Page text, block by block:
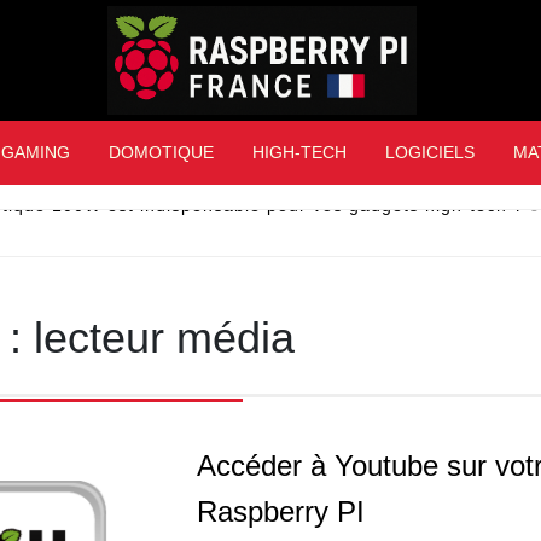
Raspberry Pi France
GAMING DOMOTIQUE HIGH-TECH LOGICIELS
100W est indispensable pour vos gadgets high-tech ?
lecteur média
Accéder à Youtube sur
Raspberry PI